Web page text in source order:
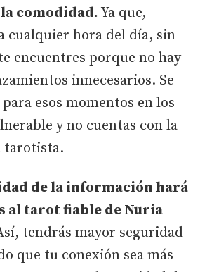
comodidad. Ya que,
cualquier hora del día, sin
encuentres porque no hay
innecesarios. Se
esos momentos en los
y no cuentas con la
tarotista.
de la información hará
al tarot fiable de Nuria
tendrás mayor seguridad
que tu conexión sea más